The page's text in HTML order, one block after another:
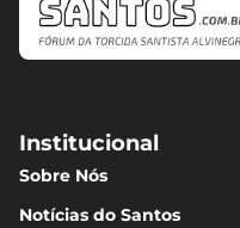
Institucional
Sobre Nós
Notícias do Santos